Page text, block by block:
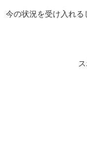
今の状況を受け入れる